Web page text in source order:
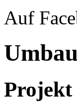
Auf
Projekt